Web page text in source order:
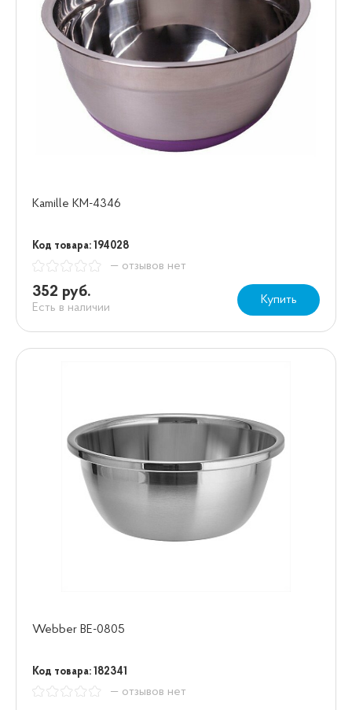
Kamille KM-4346
Код товара: 194028
— отзывов нет
352 руб.
Есть в наличии
Купить
Webber BE-0805
Код товара: 182341
— отзывов нет